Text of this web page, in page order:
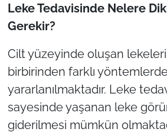
Leke Tedavisinde Nelere
Gerekir?
Cilt yüzeyinde oluşan
birbirinden farklı
yararlanılmaktadır. Leke
sayesinde yaşanan leke
giderilmesi mümkün
Bilim Teknoloji
Canlı Maç
Finans